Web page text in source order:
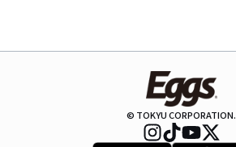
© TOKYU CORPORATION.